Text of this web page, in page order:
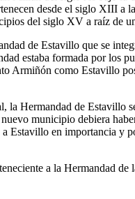
desde el siglo XIII a
del siglo XV a raíz de
de Estavillo que se
estaba formada por los
Armiñón como Estavillo
Hermandad de Estavillo
municipio debiera
Estavillo en importancia y
a la Hermandad